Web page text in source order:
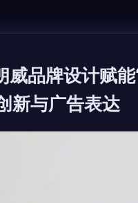
威品牌设计赋
新与广告表达